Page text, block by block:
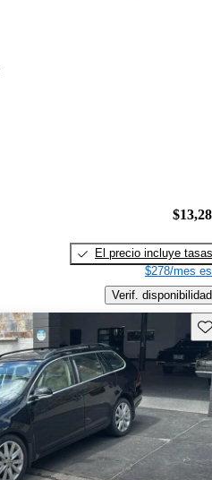
El precio incluye tasas
$278/mes
Verif. disponibilidad